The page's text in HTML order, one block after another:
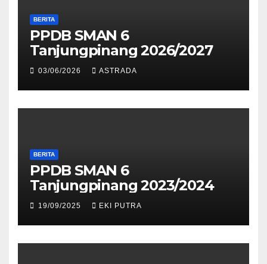
BERITA
PPDB SMAN 6
Tanjungpinang 2026/2027
03/06/2026 ASTRADA
BERITA
PPDB SMAN 6
Tanjungpinang 2023/2024
19/09/2025 EKI PUTRA